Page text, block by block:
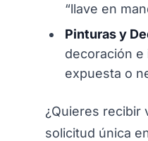
“llave en
Pinturas y
decoración e
expuesta o
¿Quieres recibir
solicitud única